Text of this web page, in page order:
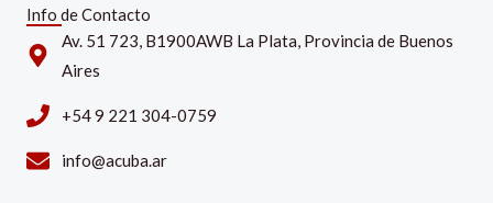
Info de Contacto
Av. 51 723, B1900AWB La Plata, Provincia de Buenos
Aires
+54 9 221 304-0759
info@acuba.ar